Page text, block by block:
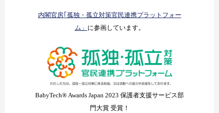
内閣官房｢孤独・孤立対策官民連携プラットフォー
ム」 に参画しています。
BabyTech® Awards Japan 2023 保護者支援サービス部
門大賞 受賞！